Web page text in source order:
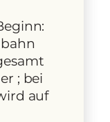
; bei
auf